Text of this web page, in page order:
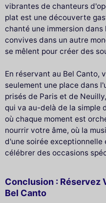
vibrantes de chanteurs
plat est une découverte
chanté une immersion
convives dans un autre
se mêlent pour créer des
En réservant au Bel Canto,
seulement une place dans
prisés de Paris et de
qui va au-delà de la simple
où chaque moment est
nourrir votre âme, où la
d'une soirée exceptionnelle
célébrer des occasions
Conclusion : Réservez
Bel Canto